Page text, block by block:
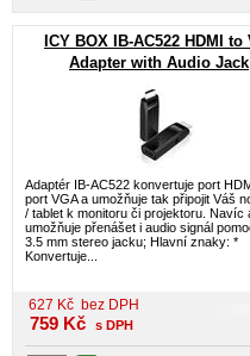
ICY BOX IB-AC522 HDMI to
Adapter with Audio Jack
Adaptér IB-AC522 konvertuje port
port VGA a umožňuje tak připojit Váš
/ tablet k monitoru či projektoru. Navíc
umožňuje přenášet i audio signál
3.5 mm stereo jacku; Hlavní znaky: *
Konvertuje...
627 Kč bez DPH
759 Kč s DPH